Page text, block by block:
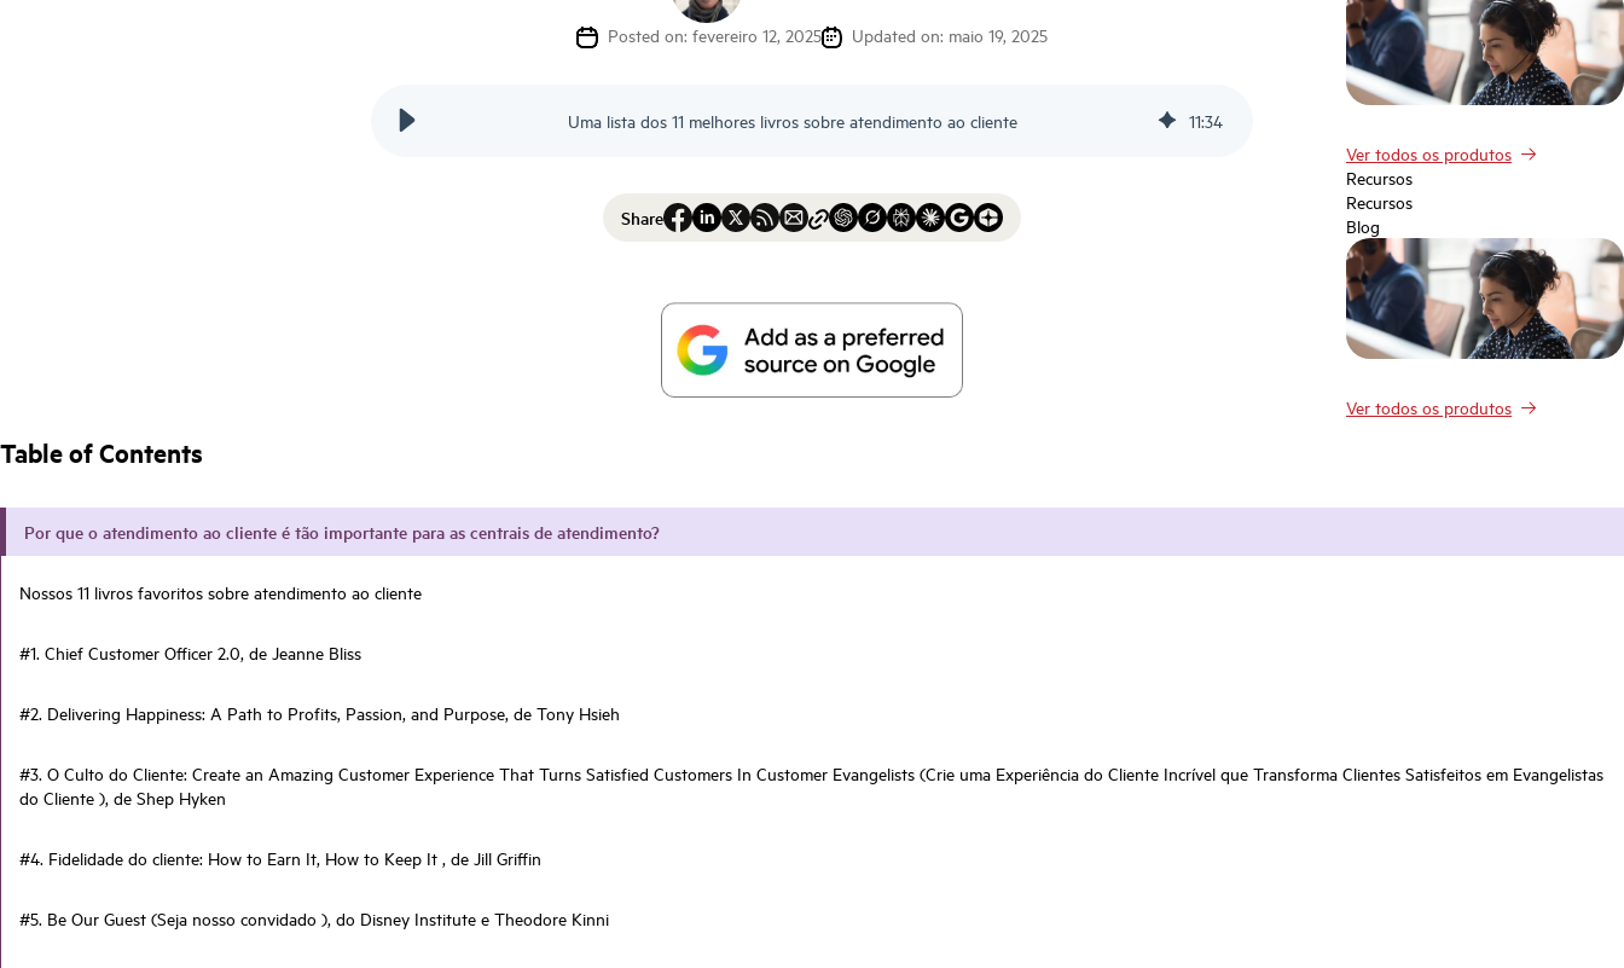
Ver todos os produtos
Recursos
Recursos
Blog
Ver todos os produtos
Posted on: fevereiro 12, 2025
Updated on: maio 19, 2025
Uma lista dos 11 melhores livros sobre atendimento ao cliente 11:34
Share
Table of Contents
Por que o atendimento ao cliente é tão importante para as centrais de atendimento?
Nossos 11 livros favoritos sobre atendimento ao cliente
#1. Chief Customer Officer 2.0, de Jeanne Bliss
#2. Delivering Happiness: A Path to Profits, Passion, and Purpose, de Tony Hsieh
#3. O Culto do Cliente: Create an Amazing Customer Experience That Turns Satisfied Customers In Customer Evangelists (Crie uma Experiência do Cliente Incrível que Transforma Clientes Satisfeitos em Evangelistas
do Cliente ), de Shep Hyken
#4. Fidelidade do cliente: How to Earn It, How to Keep It , de Jill Griffin
#5. Be Our Guest (Seja nosso convidado ), do Disney Institute e Theodore Kinni